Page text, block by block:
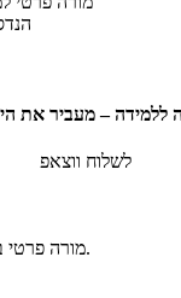
לשלוח ווצאפ